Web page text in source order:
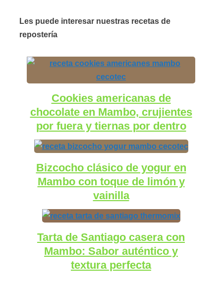
Les puede interesar nuestras recetas de
repostería
Cookies americanas de
chocolate en Mambo, crujientes
por fuera y tiernas por dentro
Bizcocho clásico de yogur en
Mambo con toque de limón y
vainilla
Tarta de Santiago casera con
Mambo: Sabor auténtico y
textura perfecta